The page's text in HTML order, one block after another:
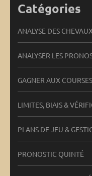
Catégories
ANALYSE DES
ANALYSER LES
GAGNER AUX
LIMITES, BIAIS &
PLANS DE JEU &
PRONOSTIC QUINTÉ